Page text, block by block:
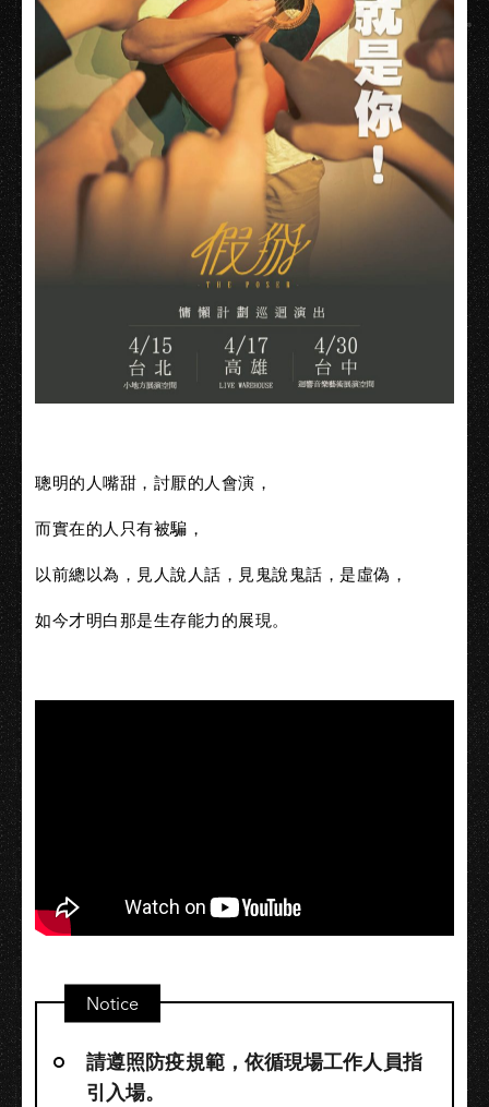
聰明的人嘴甜，討厭的人會演，
而實在的人只有被騙，
以前總以為，見人說人話，見鬼說鬼話，是虛偽，
如今才明白那是生存能力的展現。
Notice
請遵照防疫規範，依循現場工作人員指
引入場。